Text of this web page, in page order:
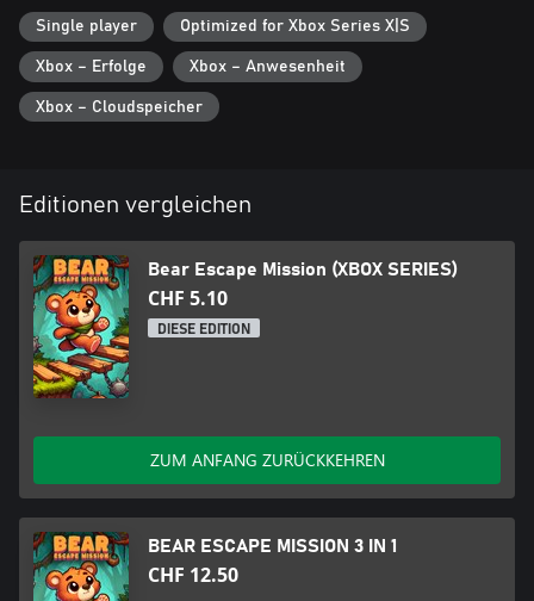
Single player Optimized for Xbox Series X|S
Xbox – Erfolge Xbox – Anwesenheit
Xbox – Cloudspeicher
Editionen vergleichen
Bear Escape Mission (XBOX SERIES)
CHF 5.10
DIESE EDITION
ZUM ANFANG ZURÜCKKEHREN
BEAR ESCAPE MISSION 3 IN 1
CHF 12.50